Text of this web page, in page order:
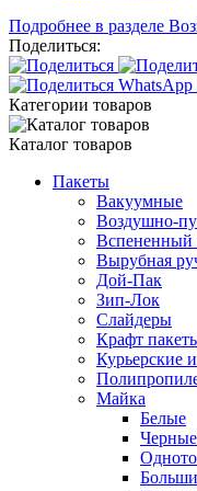
Подробнее в разделе
Поделиться:
Категории товаров
Каталог товаров
Пакеты
Вакуумные
Воздушно-
Вспененный
Вырубная
Дой-Пак
Зип-Лок
Слайдеры
Крафт
Курьерские
Майка
Белые
Черные